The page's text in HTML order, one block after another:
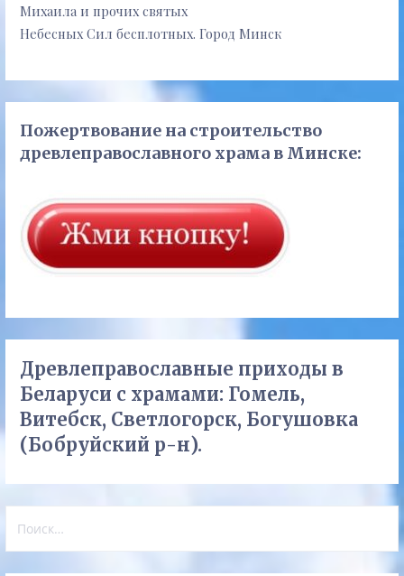
Михаила и прочих святых
Небесных Сил бесплотных. Город Минск
Пожертвование на строительство
древлеправославного храма в Минске:
Древлеправославные приходы в
Беларуси с храмами: Гомель,
Витебск, Светлогорск, Богушовка
(Бобруйский р-н).